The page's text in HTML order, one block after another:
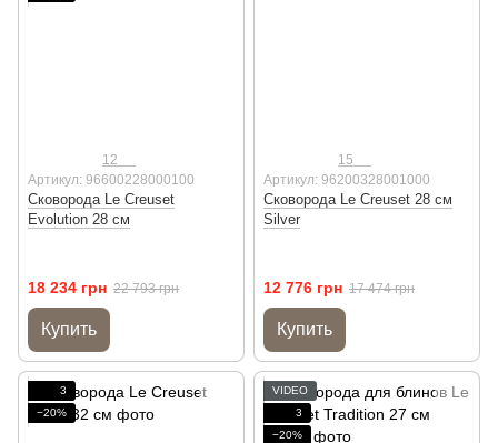
12
Артикул: 96600228000100
Сковорода Le Creuset
Evolution 28 см
18 234 грн 22 793 грн
Купить
15
Артикул: 96200328001000
Сковорода Le Creuset 28 см
Silver
12 776 грн 17 474 грн
Купить
3
−20%
VIDEO
3
−20%